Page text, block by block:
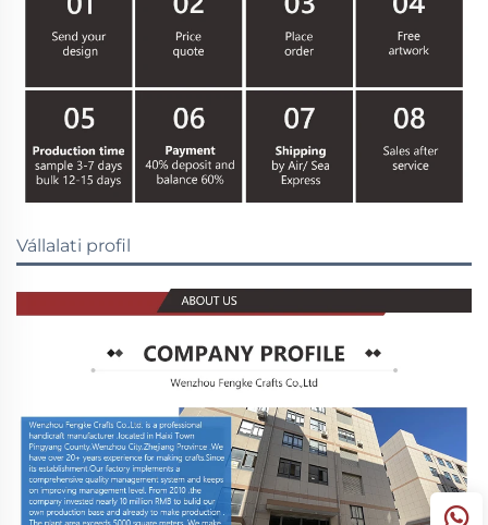
Vállalati profil